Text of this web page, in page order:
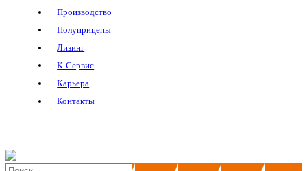
Производство
Полуприцепы
Лизинг
К-Сервис
Карьера
Контакты